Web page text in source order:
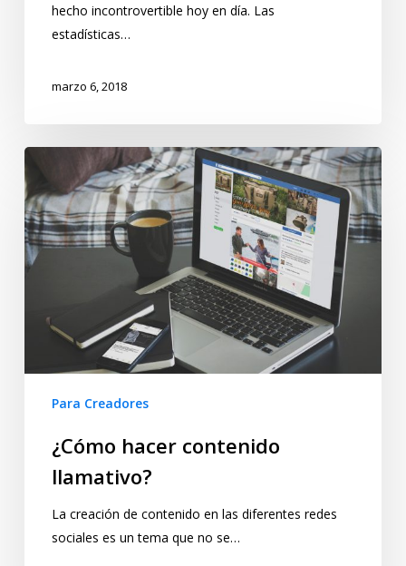
hecho incontrovertible hoy en día. Las
estadísticas…
marzo 6, 2018
Para Creadores
¿Cómo hacer contenido
llamativo?
La creación de contenido en las diferentes redes
sociales es un tema que no se…